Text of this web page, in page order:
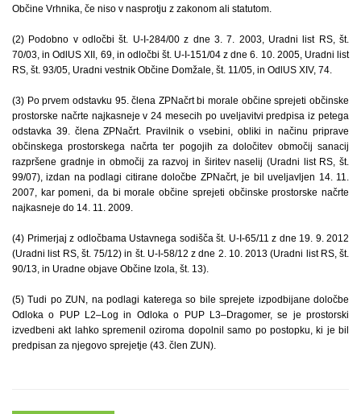
Občine Vrhnika, če niso v nasprotju z zakonom ali statutom.
(2) Podobno v odločbi št. U-I-284/00 z dne 3. 7. 2003, Uradni list RS, št.
70/03, in OdlUS XII, 69, in odločbi št. U-I-151/04 z dne 6. 10. 2005, Uradni list
RS, št. 93/05, Uradni vestnik Občine Domžale, št. 11/05, in OdlUS XIV, 74.
(3) Po prvem odstavku 95. člena ZPNačrt bi morale občine sprejeti občinske
prostorske načrte najkasneje v 24 mesecih po uveljavitvi predpisa iz petega
odstavka 39. člena ZPNačrt. Pravilnik o vsebini, obliki in načinu priprave
občinskega prostorskega načrta ter pogojih za določitev območij sanacij
razpršene gradnje in območij za razvoj in širitev naselij (Uradni list RS, št.
99/07), izdan na podlagi citirane določbe ZPNačrt, je bil uveljavljen 14. 11.
2007, kar pomeni, da bi morale občine sprejeti občinske prostorske načrte
najkasneje do 14. 11. 2009.
(4) Primerjaj z odločbama Ustavnega sodišča št. U-I-65/11 z dne 19. 9. 2012
(Uradni list RS, št. 75/12) in št. U-I-58/12 z dne 2. 10. 2013 (Uradni list RS, št.
90/13, in Uradne objave Občine Izola, št. 13).
(5) Tudi po ZUN, na podlagi katerega so bile sprejete izpodbijane določbe
Odloka o PUP L2–Log in Odloka o PUP L3–Dragomer, se je prostorski
izvedbeni akt lahko spremenil oziroma dopolnil samo po postopku, ki je bil
predpisan za njegovo sprejetje (43. člen ZUN).